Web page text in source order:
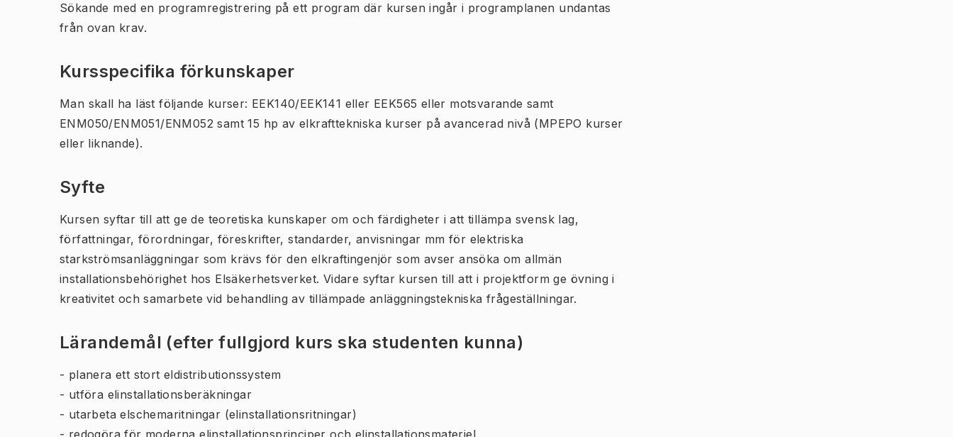
Sökande med en programregistrering på ett program där kursen ingår i programplanen undantas
från ovan krav.
Kursspecifika förkunskaper
Man skall ha läst följande kurser: EEK140/EEK141 eller EEK565 eller motsvarande samt
ENM050/ENM051/ENM052 samt 15 hp av elkrafttekniska kurser på avancerad nivå (MPEPO kurser
eller liknande).
Syfte
Kursen syftar till att ge de teoretiska kunskaper om och färdigheter i att tillämpa svensk lag,
författningar, förordningar, föreskrifter, standarder, anvisningar mm för elektriska
starkströmsanläggningar som krävs för den elkraftingenjör som avser ansöka om allmän
installationsbehörighet hos Elsäkerhetsverket. Vidare syftar kursen till att i projektform ge övning i
kreativitet och samarbete vid behandling av tillämpade anläggningstekniska frågeställningar.
Lärandemål (efter fullgjord kurs ska studenten kunna)
- planera ett stort eldistributionssystem
- utföra elinstallationsberäkningar
- utarbeta elschemaritningar (elinstallationsritningar)
- redogöra för moderna elinstallationsprinciper och elinstallationsmateriel